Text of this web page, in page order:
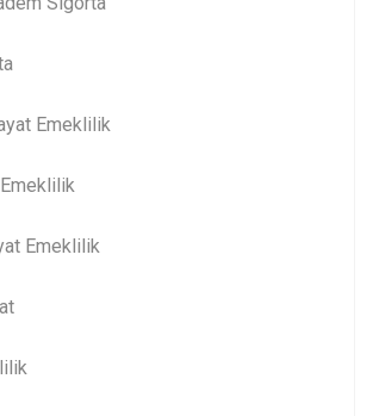
Emeklilik
Emeklilik